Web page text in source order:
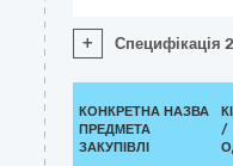
+ Специфікація
КОНКРЕТНА НАЗВА
ПРЕДМЕТА
ЗАКУПІВЛІ
/